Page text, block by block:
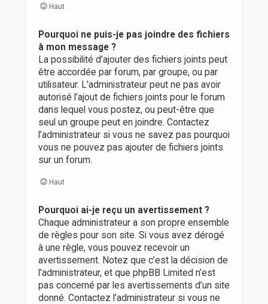
Haut
Pourquoi ne puis-je pas joindre des fichiers
à mon message ?
La possibilité d’ajouter des fichiers joints peut
être accordée par forum, par groupe, ou par
utilisateur. L’administrateur peut ne pas avoir
autorisé l’ajout de fichiers joints pour le forum
dans lequel vous postez, ou peut-être que
seul un groupe peut en joindre. Contactez
l’administrateur si vous ne savez pas pourquoi
vous ne pouvez pas ajouter de fichiers joints
sur un forum.
Haut
Pourquoi ai-je reçu un avertissement ?
Chaque administrateur a son propre ensemble
de règles pour son site. Si vous avez dérogé
à une règle, vous pouvez recevoir un
avertissement. Notez que c’est la décision de
l’administrateur, et que phpBB Limited n’est
pas concerné par les avertissements d’un site
donné. Contactez l’administrateur si vous ne